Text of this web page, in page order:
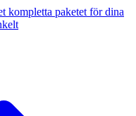
kompletta paketet för dina